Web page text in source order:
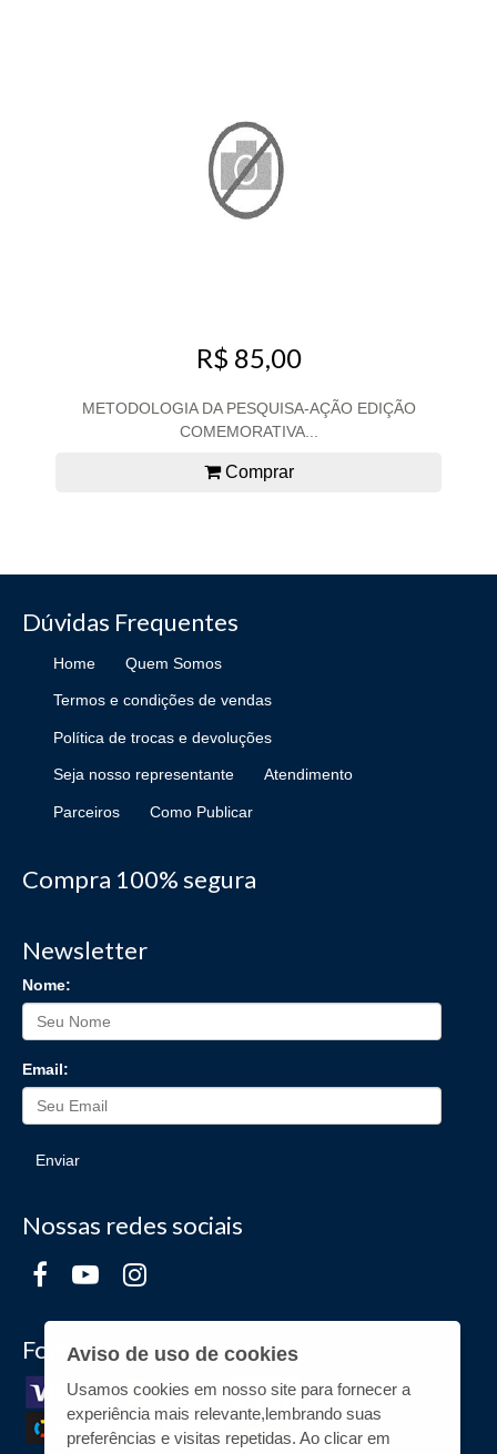
R$ 85,00
METODOLOGIA DA PESQUISA-AÇÃO EDIÇÃO
COMEMORATIVA...
Comprar
Dúvidas Frequentes
Home Quem Somos
Termos e condições de vendas
Política de trocas e devoluções
Seja nosso representante Atendimento
Parceiros Como Publicar
Compra 100% segura
Newsletter
Nome:
Email:
Enviar
Nossas redes sociais
Formas de Pagamento
Aviso de uso de cookies
Usamos cookies em nosso site para fornecer a
experiência mais relevante,lembrando suas
preferências e visitas repetidas. Ao clicar em